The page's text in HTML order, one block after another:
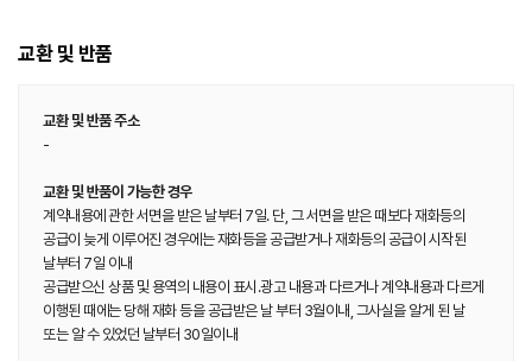
교환 및 반품
교환 및 반품 주소
-
교환 및 반품이 가능한 경우
계약내용에 관한 서면을 받은 날부터 7일. 단, 그 서면을 받은 때보다 재화등의
공급이 늦게 이루어진 경우에는 재화등을 공급받거나 재화등의 공급이 시작된
날부터 7일 이내
공급받으신 상품 및 용역의 내용이 표시.광고 내용과 다르거나 계약내용과 다르게
이행된 때에는 당해 재화 등을 공급받은 날 부터 3월이내, 그사실을 알게 된 날
또는 알 수 있었던 날부터 30일이내